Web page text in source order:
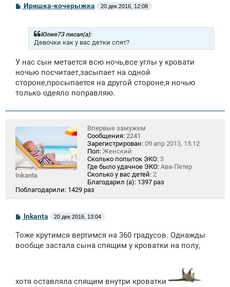
С
е
Иришка-кочерыжка 20 дек 2016, 12:08
Юлия73 писал(а):
Девочки как у вас детки спят?
У нас сын метается всю ночь,все углы у кровати
ночью посчитает,засыпает на одной
стороне,просыпается на другой стороне,я ночью
только одеяло поправляю.
Inkanta
Впервые замужем
Сообщения: 2241
Зарегистрирован: 09 апр 2013, 15:12
Пол: Женский
Сколько попыток ЭКО: 3
Где было удачное ЭКО: Ава-Петер
Сколько у вас детей: 2
Благодарил (а): 1397 раз
Поблагодарили: 1429 раз
С
б
щ
Inkanta 20 дек 2016, 13:04
Тоже крутимся вертимся на 360 градусов. Однажды
вообще застала сына спящим у кроватки на полу,
хотя оставляла спящим внутри кроватки